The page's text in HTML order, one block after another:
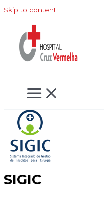
Skip to content
SIGIC